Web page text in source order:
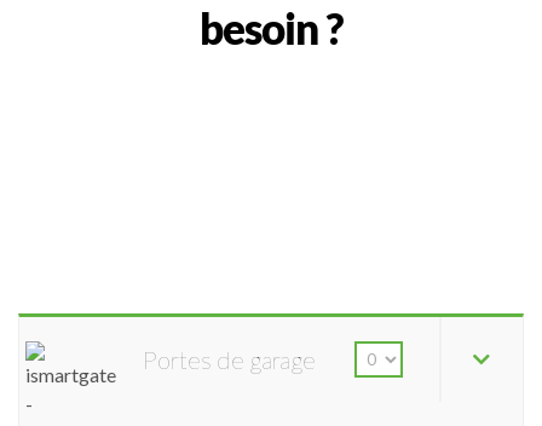
besoin ?
Portes de garage